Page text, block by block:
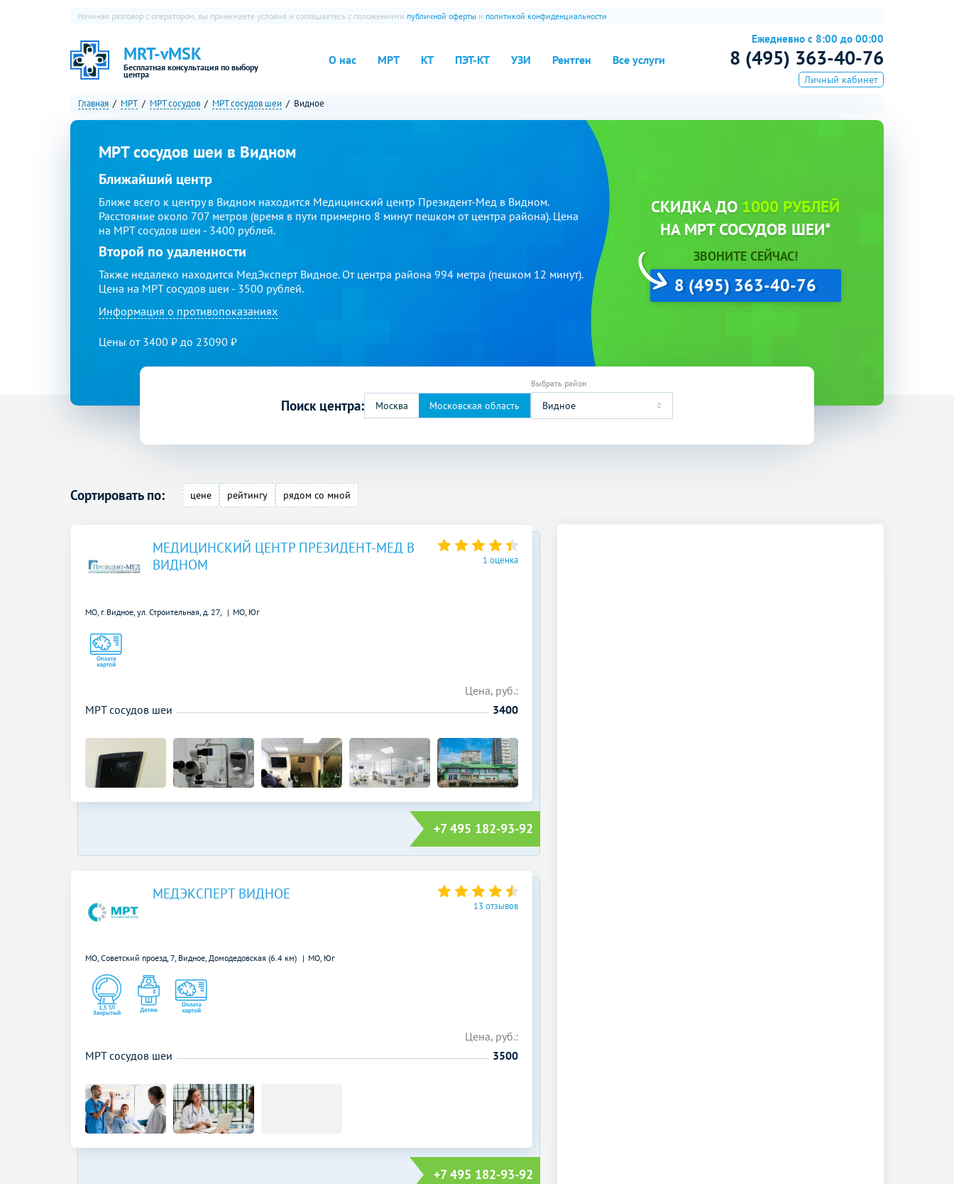
MRT-vMSK
Бесплатная консультация по выбору
центра
О нас МРТ КТ ПЭТ-КТ УЗИ Рентген Все услуги
Начиная разговор с оператором, вы принимаете условия и соглашаетесь с положениями публичной оферты и политикой конфиденциальности
Ежедневно с 8:00 до 00:00
8 (495) 363-40-76
Личный кабинет
Главная МРТ МРТ сосудов МРТ сосудов шеи Видное
МРТ сосудов шеи в Видном
Ближайший центр
Ближе всего к центру в Видном находится Медицинский центр Президент-Мед в Видном.
Расстояние около 707 метров (время в пути примерно 8 минут пешком от центра района). Цена
на МРТ сосудов шеи - 3400 рублей.
Второй по удаленности
Также недалеко находится МедЭксперт Видное. От центра района 994 метра (пешком 12 минут).
Цена на МРТ сосудов шеи - 3500 рублей.
Информация о противопоказаниях
Цены от 3400 ₽ до 23090 ₽
СКИДКА ДО 1000 РУБЛЕЙ
НА МРТ СОСУДОВ ШЕИ*
ЗВОНИТЕ СЕЙЧАС!
8 (495) 363-40-76
Поиск центра: Видное
Сортировать по: цене рейтингу рядом со мной
МЕДИЦИНСКИЙ ЦЕНТР ПРЕЗИДЕНТ-МЕД В
ВИДНОМ
1 оценка
МО, г. Видное, ул. Строительная, д. 27, МО, Юг
Цена, руб.:
МРТ сосудов шеи
3400
+7 495 182-93-92
МЕДЭКСПЕРТ ВИДНОЕ
13 отзывов
МО, Советский проезд, 7, Видное, Домодедовская (6.4 км) МО, Юг
Цена, руб.:
МРТ сосудов шеи
3500
+7 495 182-93-92